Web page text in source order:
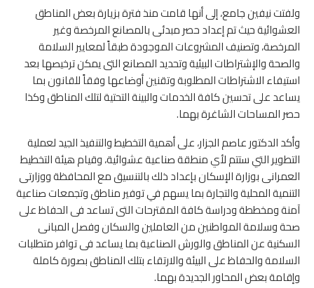
ولفتت نيفين جامع، إلى أنها قامت منذ فترة بزيارة بعض المناطق
العشوائية حيث تم إعداد حصر مبدئى بالمصانع المرخصة وغير
المرخصة، وتصنيف المشروعات الموجودة طبقاً لمعايير السلامة
والصحة والإشتراطات البيئية وتحديد المصانع التى يمكن ترخيصها بعد
استيفاء الاشتراطات المطلوبة وتقنين أوضاعها وفقاً للقانون بما
يساعد على تحسين كافة الخدمات والبينة التحتية لتلك المناطق وكذا
حصر المساحات الشاغرة بهما.
وأكد الدكتور عاصم الجزار، على أهمية التخطيط والتنفيذ الجيد لعملية
التطوير التي ستتم لأي منطقة صناعية عشوائية، وقيام هيئة التخطيط
العمرانى بوزارة الإسكان بإعداد ذلك بالتنسيق مع المحافظة ووزارتى
التنمية المحلية والتجارة بما يسهم في توفير مناطق وتجمعات صناعية
آمنة ومخططة ودراسة كافة المقترحات التى تساعد فى الحفاظ على
صحة وسلامة المواطنين من العاملين والسكان وفصل المبانى
السكنية عن المناطق والورش الصناعية بما يساعد فى توافر متطلبات
السلامة والحفاظ على البيئة والارتقاء بتلك المناطق بصورة كاملة
وإقامة بعض المحاور الجديدة بهما.